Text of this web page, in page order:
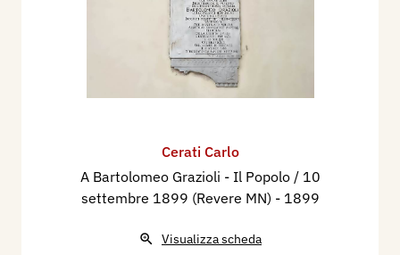
Cerati Carlo
A Bartolomeo Grazioli - Il Popolo / 10
settembre 1899 (Revere MN) - 1899
Visualizza scheda